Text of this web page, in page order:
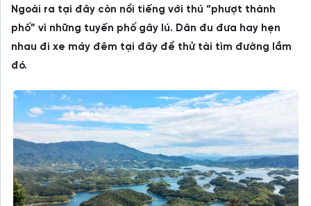
Ngoài ra tại đây còn nổi tiếng với thú “phượt thành
phố” vì những tuyến phố gây lú. Dân đu đưa hay hẹn
nhau đi xe máy đêm tại đây để thử tài tìm đường lắm
đó.